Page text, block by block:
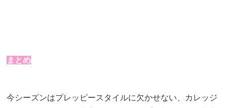
まとめ
今シーズンはプレッピースタイルに欠かせない、カレッジ